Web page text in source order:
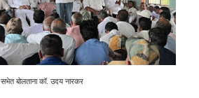
सभेत बोलताना कॉ. उदय नारकर